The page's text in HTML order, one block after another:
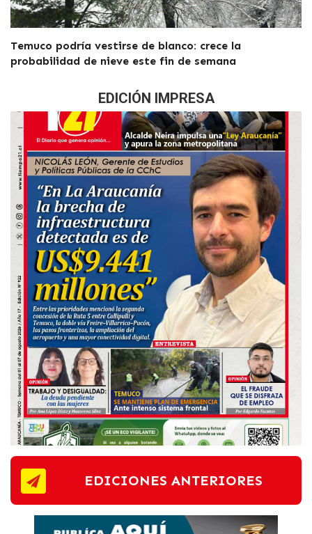
Temuco podría vestirse de blanco: crece la
probabilidad de nieve este fin de semana
EDICIÓN IMPRESA
EDICIONES ANTERIORES